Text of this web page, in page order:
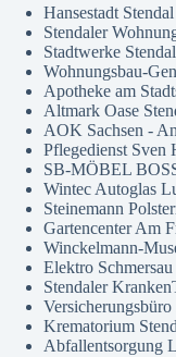
Hansestadt Stendal
Stendaler
Stadtwerke Stendal
Wohnungsbau-
Apotheke am
Altmark Oase
AOK Sachsen -
Pflegedienst Sven
SB-MÖBEL
Wintec Autoglas
Steinemann
Gartencenter Am
Winckelmann-
Elektro Schmersau
Stendaler
Versicherungsbüro
Krematorium
Abfallentsorgung